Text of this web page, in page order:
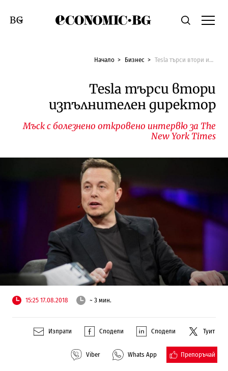
Economic.bgТърсене
Смяна на език
Начало Бизнес Tesla търси втори изпълнителен директор
Tesla търси втори
изпълнителен директор
Мъск с болезнено откровено интервю за The
New York Times
15:25 17.08.2018 ~ 3 мин.
Изпрати Сподели Сподели Туит
Viber Whats App Препоръчай